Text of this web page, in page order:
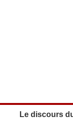
Le discours